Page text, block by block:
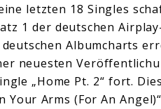
letzten 18 Singles
1 der deutschen
Albumcharts
neuesten
„Home Pt. 2“ fort.
Arms (For An